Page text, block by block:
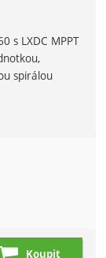
s LXDC MPPT
spirálou
Koupit